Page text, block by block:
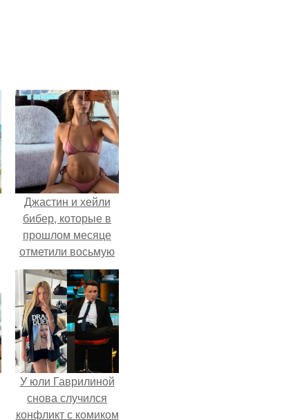
Джастин и хейли
бибер, которые в
прошлом месяце
отметили восьмую
годовщину
помолвки, показали
новые фото с
совместного
отдыха.
У юли Гаврилиной
снова случился
конфликт с комиком